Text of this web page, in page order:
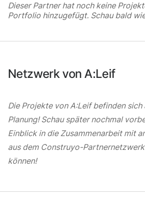
Dieser Partner hat noch keine
Portfolio hinzugefügt. Schau bald
Netzwerk von A:Leif
Die Projekte von A:Leif befinden
Planung! Schau später nochmal
Einblick in die Zusammenarbeit mit
aus dem Construyo-
können!